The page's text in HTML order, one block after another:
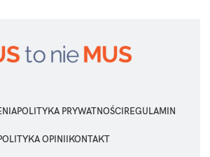
POLITYKA PRYWATNOŚCIREGULAMIN
OPINIIKONTAKT